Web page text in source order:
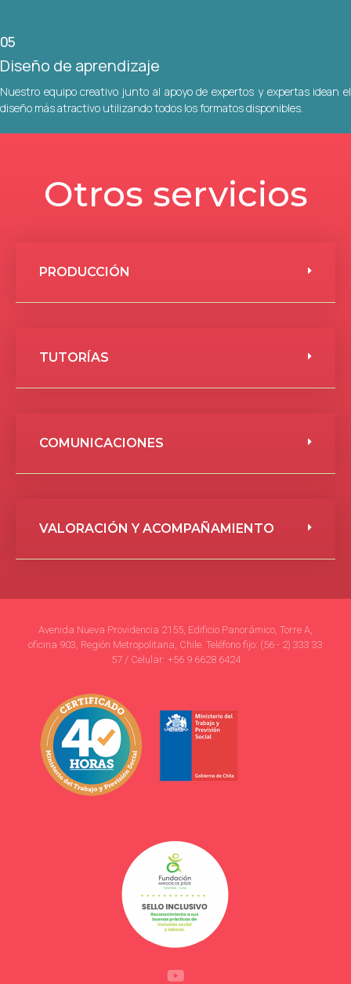
05
Diseño de aprendizaje
Nuestro equipo creativo junto al apoyo de expertos y expertas idean el
diseño más atractivo utilizando todos los formatos disponibles.
Otros servicios
PRODUCCIÓN
TUTORÍAS
COMUNICACIONES
VALORACIÓN Y ACOMPAÑAMIENTO
Avenida Nueva Providencia 2155, Edificio Panorámico, Torre A,
oficina 903, Región Metropolitana, Chile. Teléfono fijo: (56 - 2) 333 33
57 / Celular: +56 9 6628 6424